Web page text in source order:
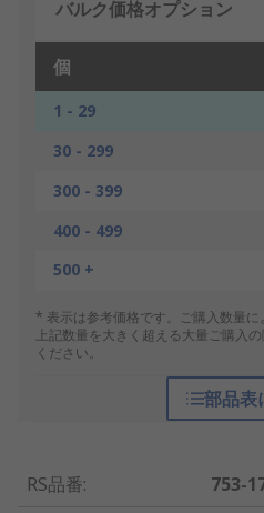
バルク価格オプション
個
1 - 29
30 - 299
300 - 399
400 - 499
500 +
* 表示は参考価格です。ご購入数量に
上記数量を大きく超える大量ご購入
ください。
部品表
RS品番:
753-